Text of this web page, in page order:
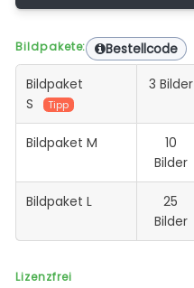
Bildpakete: Bestellcode
Bildpaket
S
Tipp
3 Bilder
Bildpaket M
10
Bilder
Bildpaket L
25
Bilder
Lizenzfrei